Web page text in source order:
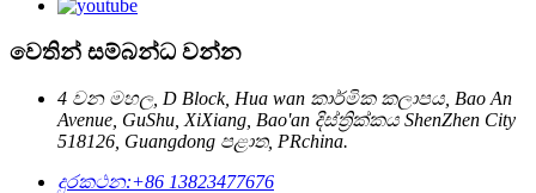
වෙතින් සම්බන්ධ වන්න
4 වන මහල, D Block, Hua wan කාර්මික කලාපය, Bao An
Avenue, GuShu, XiXiang, Bao'an දිස්ත්‍රික්කය ShenZhen City
518126, Guangdong පළාත, PRchina.
දුරකථන:+86 13823477676